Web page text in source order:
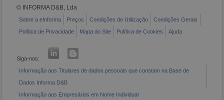
© INFORMA D&B, Lda
Sobre a eInforma Preços Condições de Utilização
Condições Gerais
Política de Privacidade
Mapa do Site Política de Cookies Ajuda
Siga-nos:
Informação aos Titulares de dados pessoais que constam na Base de
Dados Informa D&B
Informação aos Empresários em Nome Individual